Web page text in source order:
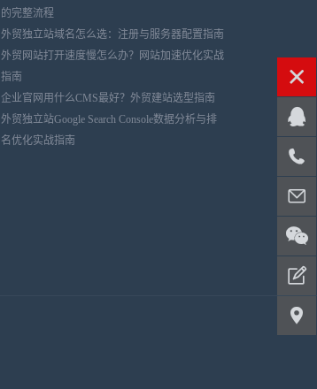
的完整流程
外贸独立站域名怎么选：注册与服务器配置指南
外贸网站打开速度慢怎么办？网站加速优化实战
指南
企业官网用什么CMS最好？外贸建站选型指南
外贸独立站Google Search Console数据分析与排
名优化实战指南